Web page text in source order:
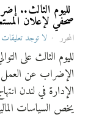
لليوم الثالث..
صحفي لإعلان
المحرر لا توجد تعليقات
لليوم الثالث على
الإضراب عن
الإدارة في لندن
يخص السياسات